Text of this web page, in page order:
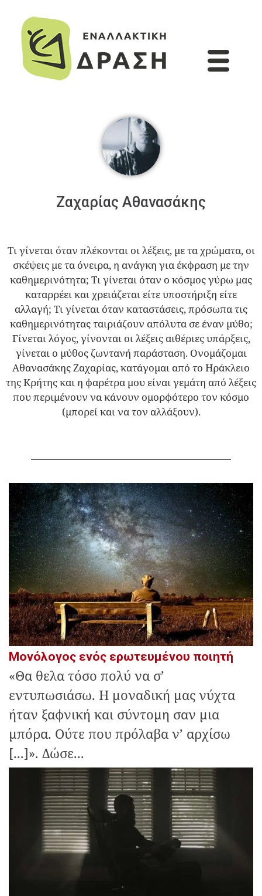
Ζαχαρίας Αθανασάκης
Τι γίνεται όταν πλέκονται οι λέξεις, με τα χρώματα, οι
σκέψεις με τα όνειρα, η ανάγκη για έκφραση με την
καθημερινότητα; Τι γίνεται όταν ο κόσμος γύρω μας
καταρρέει και χρειάζεται είτε υποστήριξη είτε
αλλαγή; Τι γίνεται όταν καταστάσεις, πρόσωπα τις
καθημερινότητας ταιριάζουν απόλυτα σε έναν μύθο;
Γίνεται λόγος, γίνονται οι λέξεις αιθέριες υπάρξεις,
γίνεται ο μύθος ζωντανή παράσταση. Ονομάζομαι
Αθανασάκης Ζαχαρίας, κατάγομαι από το Ηράκλειο
της Κρήτης και η φαρέτρα μου είναι γεμάτη από λέξεις
που περιμένουν να κάνουν ομορφότερο τον κόσμο
(μπορεί και να τον αλλάξουν).
Μονόλογος ενός ερωτευμένου ποιητή
«Θα θελα τόσο πολύ να σ’
εντυπωσιάσω. Η μοναδική μας νύχτα
ήταν ξαφνική και σύντομη σαν μια
μπόρα. Ούτε που πρόλαβα ν’ αρχίσω
[...]». Δώσε...